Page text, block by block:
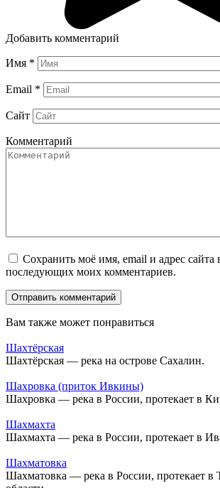
Добавить комментарий
Имя *
Email *
Сайт
Комментарий
Сохранить моё имя, email и адрес сайта
последующих моих комментариев.
Вам также может понравиться
Шахтёрская
Шахтёрская — река на острове Сахалин.
Шахровка (приток Ивкины)
Шахровка — река в России, протекает в
Шахмахта
Шахмахта — река в России, протекает в
Шахматовка
Шахматовка — река в России, протекает в